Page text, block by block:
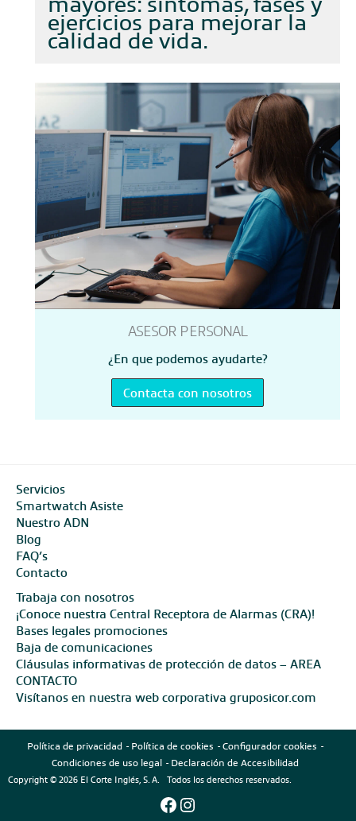
ejercicios para mejorar la
calidad de vida
ASESOR PERSONAL
¿En que podemos ayudarte?
Contacta con nosotros
Servicios
Smartwatch Asiste
Nuestro ADN
Blog
FAQ’s
Contacto
Trabaja con nosotros
¡Conoce nuestra Central Receptora de Alarmas (CRA)!
Bases legales promociones
Baja de comunicaciones
Cláusulas informativas de protección de datos – AREA
CONTACTO
Visítanos en nuestra web corporativa gruposicor.com
Política de privacidad Política de cookies
Configurador cookies
Condiciones de uso legal
Declaración de Accesibilidad
Copyright © 2026 El Corte Inglés, S. A. Todos los derechos reservados.